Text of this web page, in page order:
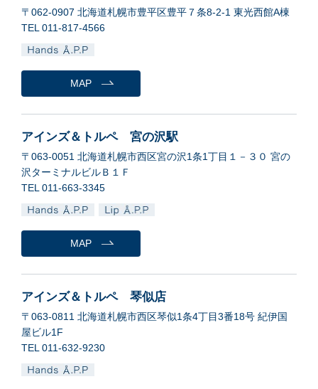
〒062-0907 北海道札幌市豊平区豊平７条8-2-1 東光西館A棟
TEL 011-817-4566
MAP
アインズ＆トルペ 宮の沢駅
〒063-0051 北海道札幌市西区宮の沢1条1丁目１－３０ 宮の
沢ターミナルビルＢ１Ｆ
TEL 011-663-3345
MAP
アインズ＆トルペ 琴似店
〒063-0811 北海道札幌市西区琴似1条4丁目3番18号 紀伊国
屋ビル1F
TEL 011-632-9230